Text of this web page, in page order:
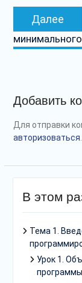
Далее
Добавить
Для отправки
авторизоваться.
В этом
Тема 1.
Урок 1.
программы